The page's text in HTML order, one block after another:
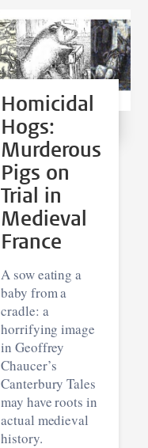
Homicidal
Hogs:
Murderous
Pigs on
Trial in
Medieval
France
A sow eating a
baby from a
cradle: a
horrifying image
in Geoffrey
Chaucer’s
Canterbury Tales
may have roots in
actual medieval
history.